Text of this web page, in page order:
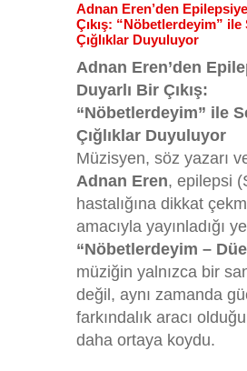
Adnan Eren’den
Çıkış: “Nöbetlerdeyim” ile
Çığlıklar Duyuluyor
Adnan Eren’den
Duyarlı Bir Çıkış:
“Nöbetlerdeyim” ile
Çığlıklar Duyuluyor
Müzisyen, söz yazarı
Adnan Eren, epilepsi
hastalığına dikkat
amacıyla yayınladığı
“Nöbetlerdeyim –
müziğin yalnızca bir
değil, aynı zamanda
farkındalık aracı
daha ortaya koydu.